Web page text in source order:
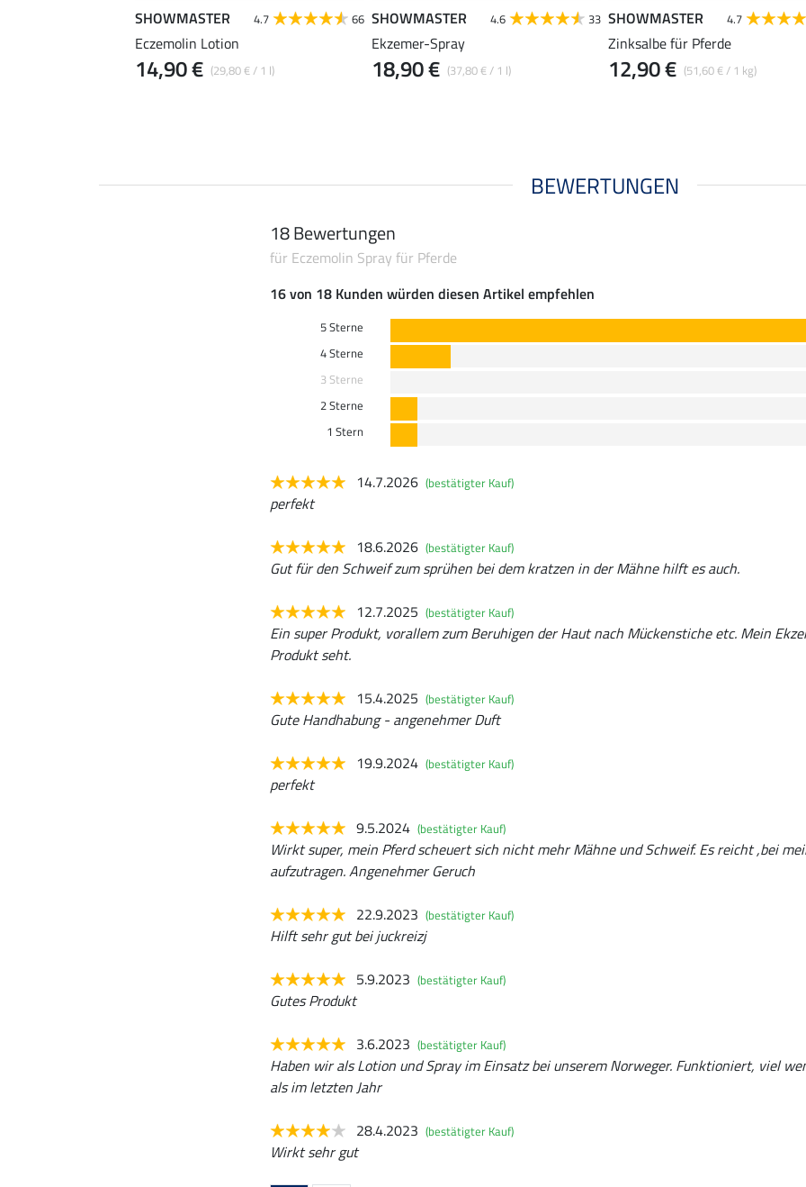
SHOWMASTER 4.7 66
Eczemolin Lotion
(29,80 € / 1 l)
14,90 €
SHOWMASTER 4.6 33
Ekzemer-Spray
(37,80 € / 1 l)
18,90 €
SHOWMASTER 4.7
Zinksalbe für Pferde
(51,60 € / 1 kg)
12,90 €
BEWERTUNGEN
18 Bewertungen
für Eczemolin Spray für Pferde
16 von 18 Kunden würden diesen Artikel empfehlen
5 Sterne
4 Sterne
3 Sterne
2 Sterne
1 Stern
14.7.2026 (bestätigter Kauf)
perfekt
18.6.2026 (bestätigter Kauf)
Gut für den Schweif zum sprühen bei dem kratzen in der Mähne hilft es auch.
12.7.2025 (bestätigter Kauf)
Ein super Produkt, vorallem zum Beruhigen der Haut nach Mückenstiche etc. Mein
Produkt seht.
15.4.2025 (bestätigter Kauf)
Gute Handhabung - angenehmer Duft
19.9.2024 (bestätigter Kauf)
perfekt
9.5.2024 (bestätigter Kauf)
Wirkt super, mein Pferd scheuert sich nicht mehr Mähne und Schweif. Es reicht ,bei
aufzutragen. Angenehmer Geruch
22.9.2023 (bestätigter Kauf)
Hilft sehr gut bei juckreizj
5.9.2023 (bestätigter Kauf)
Gutes Produkt
3.6.2023 (bestätigter Kauf)
Haben wir als Lotion und Spray im Einsatz bei unserem Norweger. Funktioniert, viel
als im letzten Jahr
28.4.2023 (bestätigter Kauf)
Wirkt sehr gut